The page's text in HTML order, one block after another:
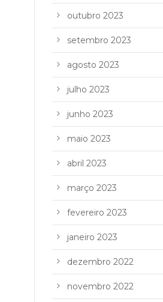
outubro 2023
setembro 2023
agosto 2023
julho 2023
junho 2023
maio 2023
abril 2023
março 2023
fevereiro 2023
janeiro 2023
dezembro 2022
novembro 2022